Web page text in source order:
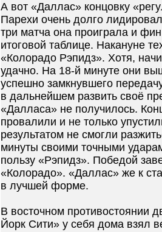
А вот «Даллас» концовку
Парехи очень долго
три матча она проиграла и
итоговой таблице. Накануне
«Колорадо Рэпидз». Хотя,
удачно. На 18-й минуте они
успешно замкнувшего
в дальнейшем развить своё
«Далласа» не получилось.
провалили и не только
результатом не смогли
минуты своими точными
пользу «Рэпидз». Победой
«Колорадо». «Даллас» же к
в лучшей форме.
В восточном противостоянии
Йорк Сити» у себя дома взял